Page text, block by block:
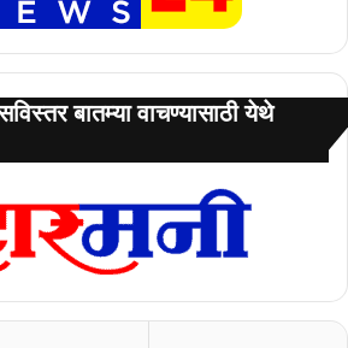
बातम्या वाचण्यासाठी येथे